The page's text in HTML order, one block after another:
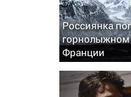
Россиянка
горнолыжном
Франции